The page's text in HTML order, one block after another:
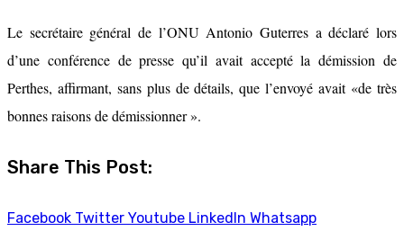
Le secrétaire général de l’ONU Antonio Guterres a déclaré lors
d’une conférence de presse qu’il avait accepté la démission de
Perthes, affirmant, sans plus de détails, que l’envoyé avait «de très
bonnes raisons de démissionner ».
Share This Post:
Facebook Twitter Youtube LinkedIn Whatsapp